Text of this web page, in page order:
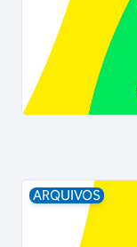
ARQUIVOS